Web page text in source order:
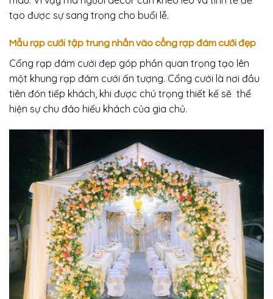
tạo được sự sang trọng cho buổi lễ.
Mẫu rạp cưới tập trung nhấn vào cổng rạp đám cưới đẹp
Cổng rạp đám cưới đẹp góp phần quan trọng tạo lên
một khung rạp đám cưới ấn tượng. Cổng cưới là nơi đầu
tiên đón tiếp khách, khi được chú trọng thiết kế sẽ thể
hiện sự chu đáo hiếu khách của gia chủ.